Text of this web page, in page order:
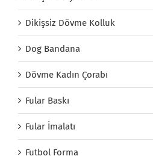
Dikişsiz Dövme Kolluk
Dog Bandana
Dövme Kadın Çorabı
Fular Baskı
Fular İmalatı
Futbol Forma